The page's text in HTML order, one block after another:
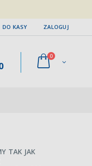
DO KASY ZALOGUJ
0
TAK JAK